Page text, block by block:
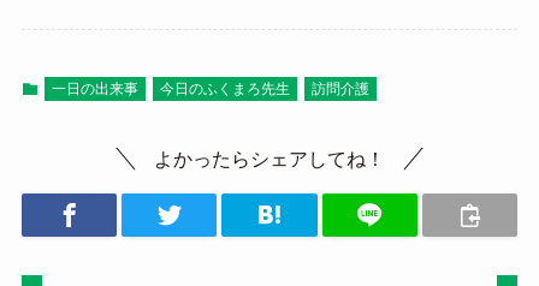
一日の出来事 今日のふくまろ先生 訪問介護
よかったらシェアしてね！